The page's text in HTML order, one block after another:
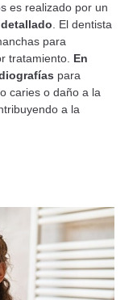
es realizado por un
. El dentista
para
tratamiento. En
para
caries o daño a la
a la